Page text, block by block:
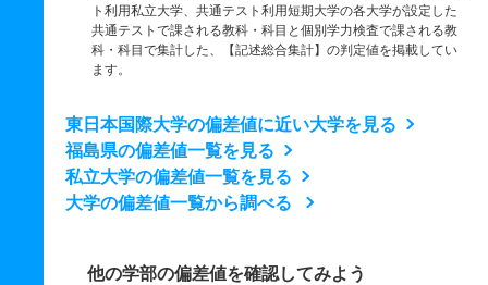
ト利用私立大学、共通テスト利用短期大学の各大学が設定した
共通テストで課される教科・科目と個別学力検査で課される教
科・科目で集計した、【記述総合集計】の判定値を掲載してい
ます。
東日本国際大学の偏差値に近い大学を見る
福島県の偏差値一覧を見る
私立大学の偏差値一覧を見る
大学の偏差値一覧から調べる
他の学部の偏差値を確認してみよう